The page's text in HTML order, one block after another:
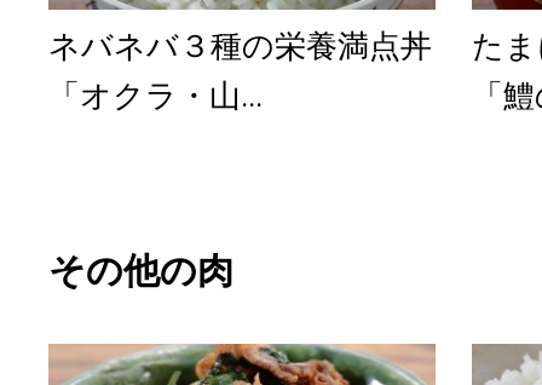
ネバネバ３種の栄養満点丼
「オクラ・山...
た
「
その他の肉